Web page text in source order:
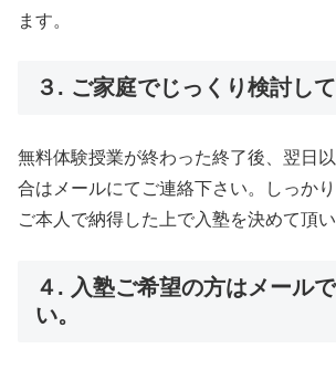
ます。
３. ご家庭でじっくり検討して
無料体験授業が終わった終了後、翌日
合はメールにてご連絡下さい。しっか
ご本人で納得した上で入塾を決めて頂い
４. 入塾ご希望の方はメール
い。